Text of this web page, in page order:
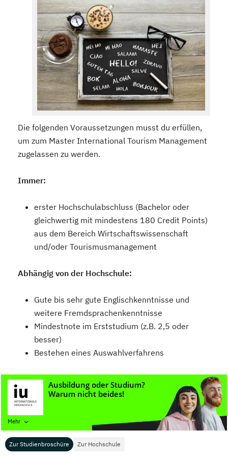
Zur Studienbroschüre Zur Hochschule
Mehr
Die folgenden Voraussetzungen musst du erfüllen,
um zum Master International Tourism Management
zugelassen zu werden.
Immer:
erster Hochschulabschluss (Bachelor oder
gleichwertig mit mindestens 180 Credit Points)
aus dem Bereich Wirtschaftswissenschaft
und/oder Tourismusmanagement
Abhängig von der Hochschule:
Gute bis sehr gute Englischkenntnisse und
weitere Fremdsprachenkenntnisse
Mindestnote im Erststudium (z.B. 2,5 oder
besser)
Bestehen eines Auswahlverfahrens
Beachte:
Jede Hochschule hat ein anderes
Bewerbungsverfahren. Teilweise zählt die Note im
Bachelor, manchmal muss ein Auswahlverfahren
mit Eignungstest und Vorstellungsgespräch
bestanden werden. Erkundige dich also bei deiner
Wunschhochschule ganz genau, welche Kriterien